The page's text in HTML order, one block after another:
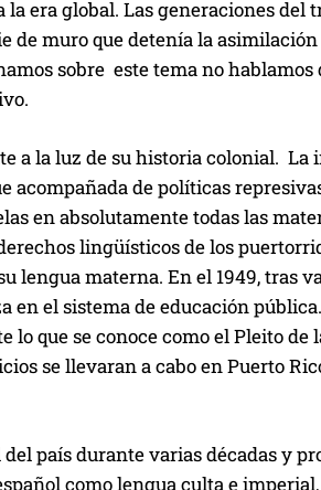
era global. Las generaciones del
de muro que detenía la
sobre este tema no hablamos
a la luz de su historia colonial. La
acompañada de políticas
en absolutamente todas las
lingüísticos de los
lengua materna. En el 1949, tras
en el sistema de educación
que se conoce como el Pleito de
se llevaran a cabo en Puerto
país durante varias décadas y
como lengua culta e